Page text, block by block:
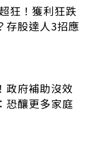
狂！獲利狂跌
存股達人3招應
政府補助沒效
恐釀更多家庭